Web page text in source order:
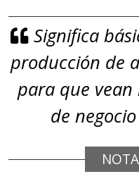
Empresa en
Requiere:
Especificaciones:
De alta
Garantizar
Significa
producción de
para que
de